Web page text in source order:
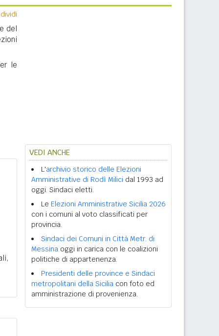
del
le
VEDI ANCHE
L'archivio storico delle Elezioni
Amministrative di Rodì Milici dal 1993 ad
oggi. Sindaci eletti.
Le Elezioni Amministrative Sicilia 2026
con i comuni al voto classificati per
provincia.
Sindaci dei Comuni in Città Metr. di
Messina oggi in carica con le coalizioni
politiche di appartenenza.
Presidenti delle province e Sindaci
metropolitani della Sicilia con foto ed
amministrazione di provenienza.